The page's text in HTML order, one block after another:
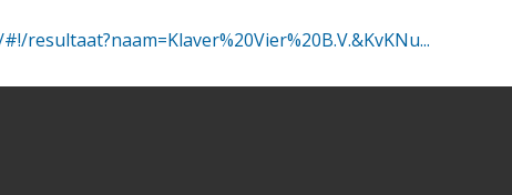
resultaat?naam=Klaver%20Vier%20B.V.&KvKNu...